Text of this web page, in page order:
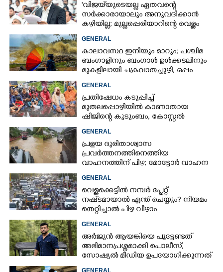
'വിജയ്‌യുടെയല്ല ഏതവന്റെ
സർക്കാരായാലും അനുവദിക്കാൻ
കഴിയില്ല; മുല്ലപ്പെരിയാറിന്റെ വെള്ളം
GENERAL
കാലാവസ്ഥ ഇനിയും മാറും; പശ്ചിമ
ബംഗാളിനും ബംഗാൾ ഉൾക്കടലിനും
മുകളിലായി ചക്രവാതച്ചുഴി, ഒപ്പം
GENERAL
പ്രതിഷേധം കടുപ്പിച്ച്
മുതലപ്പൊഴിയിൽ കാണാതായ
ഷിജിന്റെ കുടുംബം, കോസ്റ്റൽ
കുത്തിയിരിക്കുന്നു
GENERAL
പ്രളയ ദുരിതാശ്വാസ
പ്രവർത്തനത്തിനെത്തിയ
വാഹനത്തിന് പിഴ; മോട്ടോർ വാഹന
GENERAL
വെള്ളക്കെട്ടിൽ നമ്പർ പ്ലേറ്റ്
നഷ്‌ടമായാൽ എന്ത് ചെയ്യും? നിയമം
തെറ്റിച്ചാൽ പിഴ വീഴാം
GENERAL
അർജുൻ ആയങ്കിയെ പൂട്ടേണ്ടത്
അഭിമാനപ്രശ്നമാക്കി പൊലീസ്,
സാേഷ്യൽ മീഡിയ ഉപയോഗിക്കുന്നത്
GENERAL